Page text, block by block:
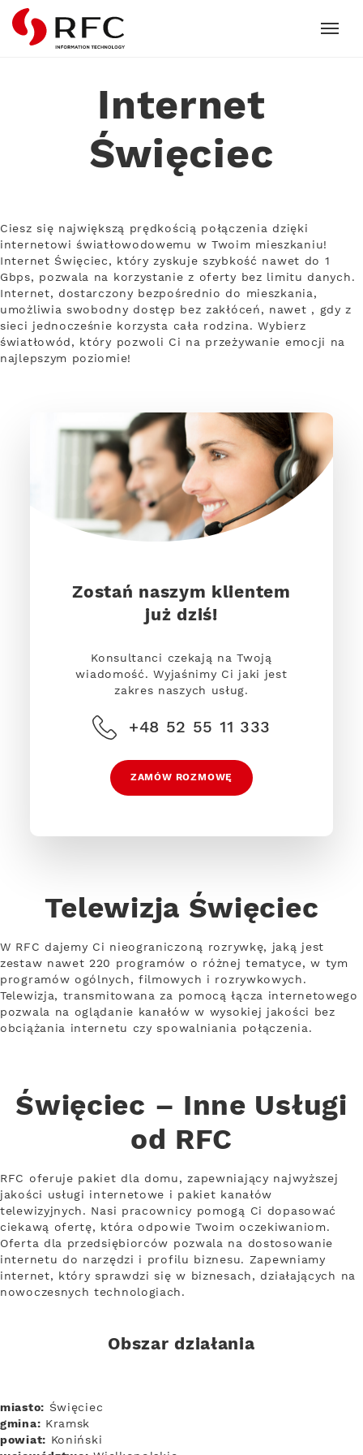
RFC
Internet
Święciec
Ciesz się największą prędkością połączenia dzięki
internetowi światłowodowemu w Twoim mieszkaniu!
Internet Święciec, który zyskuje szybkość nawet do 1
Gbps, pozwala na korzystanie z oferty bez limitu danych.
Internet, dostarczony bezpośrednio do mieszkania,
umożliwia swobodny dostęp bez zakłóceń, nawet , gdy z
sieci jednocześnie korzysta cała rodzina. Wybierz
światłowód, który pozwoli Ci na przeżywanie emocji na
najlepszym poziomie!
Zostań naszym klientem
już dziś!
Konsultanci czekają na Twoją
wiadomość. Wyjaśnimy Ci jaki jest
zakres naszych usług.
+48 52 55 11 333
ZAMÓW ROZMOWĘ
Telewizja Święciec
W RFC dajemy Ci nieograniczoną rozrywkę, jaką jest
zestaw nawet 220 programów o różnej tematyce, w tym
programów ogólnych, filmowych i rozrywkowych.
Telewizja, transmitowana za pomocą łącza internetowego
pozwala na oglądanie kanałów w wysokiej jakości bez
obciążania internetu czy spowalniania połączenia.
Święciec – Inne Usługi
od RFC
RFC oferuje pakiet dla domu, zapewniający najwyższej
jakości usługi internetowe i pakiet kanałów
telewizyjnych. Nasi pracownicy pomogą Ci dopasować
ciekawą ofertę, która odpowie Twoim oczekiwaniom.
Oferta dla przedsiębiorców pozwala na dostosowanie
internetu do narzędzi i profilu biznesu. Zapewniamy
internet, który sprawdzi się w biznesach, działających na
nowoczesnych technologiach.
Obszar działania
miasto: Święciec
gmina: Kramsk
powiat: Koniński